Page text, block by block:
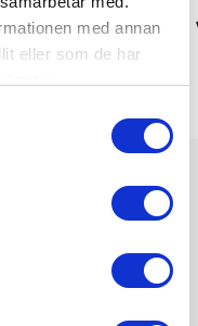
med annan
eller som de har
Volonne AWARE™
canvas
nya produkter i handen.